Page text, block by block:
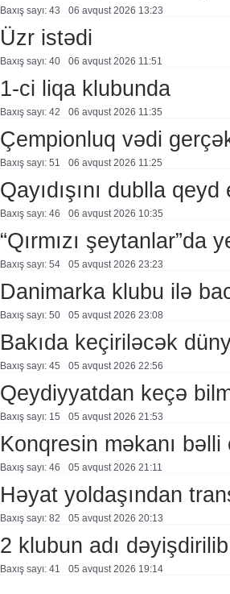
Baxış sayı: 43 06 avqust 2026 13:23
Üzr istədi
Baxış sayı: 40 06 avqust 2026 11:51
1-ci liqa klubunda
Baxış sayı: 42 06 avqust 2026 11:35
Çempionluq vədi
Baxış sayı: 51 06 avqust 2026 11:25
Qayıdışını dublla qeyd
Baxış sayı: 46 06 avqust 2026 10:35
“Qırmızı şeytanlar”da
Baxış sayı: 54 05 avqust 2026 23:23
Danimarka klubu ilə
Baxış sayı: 50 05 avqust 2026 23:08
Bakıda keçiriləcək
Baxış sayı: 45 05 avqust 2026 22:56
Qeydiyyatdan keçə
Baxış sayı: 15 05 avqust 2026 21:53
Konqresin məkanı bəlli
Baxış sayı: 46 05 avqust 2026 21:11
Həyat yoldaşından
Baxış sayı: 82 05 avqust 2026 20:13
2 klubun adı dəyişdirilib
Baxış sayı: 41 05 avqust 2026 19:14